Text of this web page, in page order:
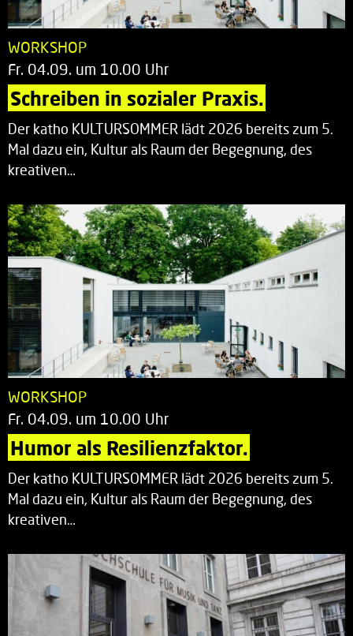
WORKSHOP
Fr. 04.09. um 10.00 Uhr
Schreiben in sozialer Praxis.
Der katho KULTURSOMMER lädt 2026 bereits zum 5.
Mal dazu ein, Kultur als Raum der Begegnung, des
kreativen…
WORKSHOP
Fr. 04.09. um 10.00 Uhr
Humor als Resilienzfaktor.
Der katho KULTURSOMMER lädt 2026 bereits zum 5.
Mal dazu ein, Kultur als Raum der Begegnung, des
kreativen…